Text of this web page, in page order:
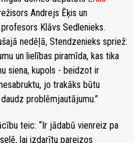
Andrejs Ēķis un
Klāvs Sedlenieks.
nedēļā, Stendzenieks spriež:
un lielības piramīda, kas tika
siena, kupols - beidzot ir
jo trakāks būtu
problēmjautājumu.”
teic: “Ir jādabū vienreiz pa
lai izdarītu pareizos